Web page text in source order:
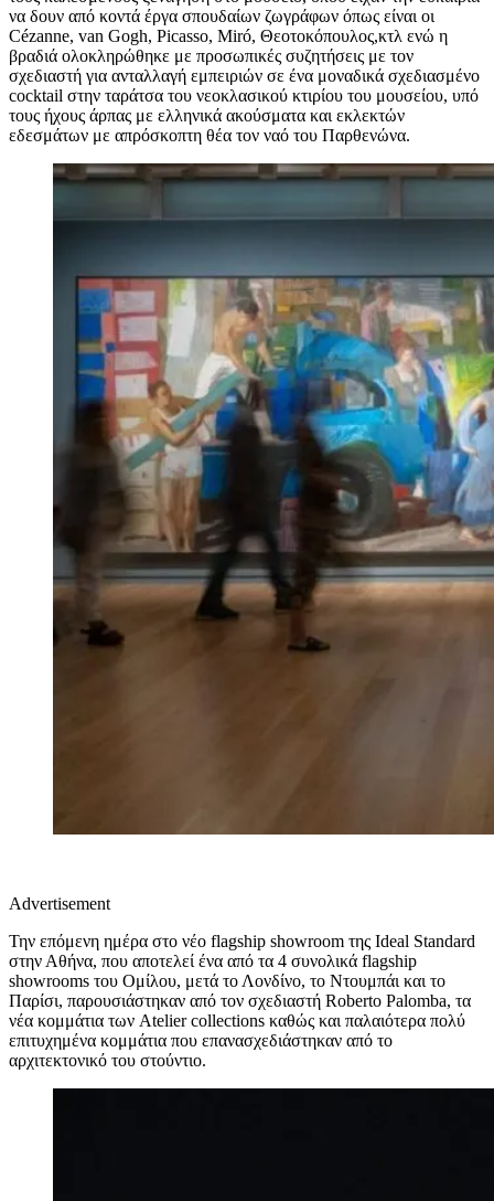
να δουν από κοντά έργα σπουδαίων ζωγράφων όπως είναι οι
Cézanne, van Gogh, Picasso, Miró, Θεοτοκόπουλος,κτλ ενώ η
βραδιά ολοκληρώθηκε με προσωπικές συζητήσεις με τον
σχεδιαστή για ανταλλαγή εμπειριών σε ένα μοναδικά σχεδιασμένο
cocktail στην ταράτσα του νεοκλασικού κτιρίου του μουσείου, υπό
τους ήχους άρπας με ελληνικά ακούσματα και εκλεκτών
εδεσμάτων με απρόσκοπτη θέα τον ναό του Παρθενώνα.
Advertisement
Την επόμενη ημέρα στο νέο flagship showroom της Ideal Standard
στην Αθήνα, που αποτελεί ένα από τα 4 συνολικά flagship
showrooms του Ομίλου, μετά το Λονδίνο, το Ντουμπάι και το
Παρίσι, παρουσιάστηκαν από τον σχεδιαστή Roberto Palomba, τα
νέα κομμάτια των Atelier collections καθώς και παλαιότερα πολύ
επιτυχημένα κομμάτια που επανασχεδιάστηκαν από το
αρχιτεκτονικό του στούντιο.